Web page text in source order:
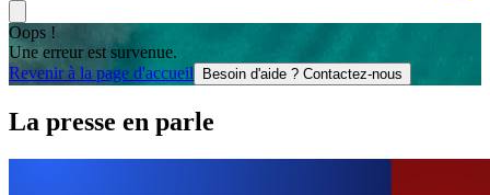
Oops !
Une erreur est survenue.
Revenir à la page d'accueil
Besoin d'aide ? Contactez-nous
La presse en parle